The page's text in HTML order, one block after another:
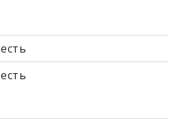
есть
есть